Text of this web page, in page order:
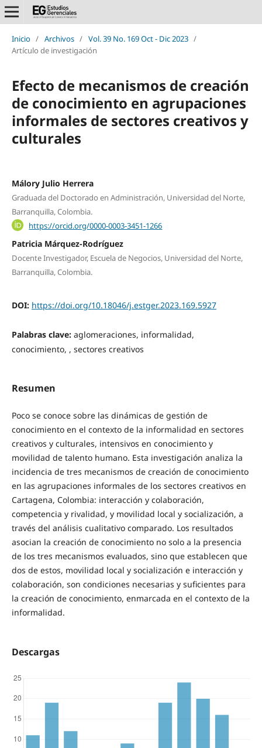
Inicio / Archivos / Vol. 39 No. 169 Oct - Dic 2023 /
Artículo de investigación
Efecto de mecanismos de creación
de conocimiento en agrupaciones
informales de sectores creativos y
culturales
Málory Julio Herrera
Graduada del Doctorado en Administración, Universidad del Norte,
Barranquilla, Colombia.
https://orcid.org/0000-0003-3451-1266
Patricia Márquez-Rodríguez
Docente Investigador, Escuela de Negocios, Universidad del Norte,
Barranquilla, Colombia.
DOI: https://doi.org/10.18046/j.estger.2023.169.5927
Palabras clave: aglomeraciones, informalidad,
conocimiento, , sectores creativos
Resumen
Poco se conoce sobre las dinámicas de gestión de
conocimiento en el contexto de la informalidad en sectores
creativos y culturales, intensivos en conocimiento y
movilidad de talento humano. Esta investigación analiza la
incidencia de tres mecanismos de creación de conocimiento
en las agrupaciones informales de los sectores creativos en
Cartagena, Colombia: interacción y colaboración,
competencia y rivalidad, y movilidad local y socialización, a
través del análisis cualitativo comparado. Los resultados
asocian la creación de conocimiento no solo a la presencia
de los tres mecanismos evaluados, sino que establecen que
dos de estos, movilidad local y socialización e interacción y
colaboración, son condiciones necesarias y suficientes para
la creación de conocimiento, enmarcada en el contexto de la
informalidad.
Descargas